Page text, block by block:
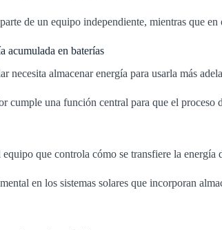
de un equipo independiente, mientras que
acumulada en baterías
necesita almacenar energía para usarla más
cumple una función central para que el proceso
que controla cómo se transfiere la
en los sistemas solares que incorporan